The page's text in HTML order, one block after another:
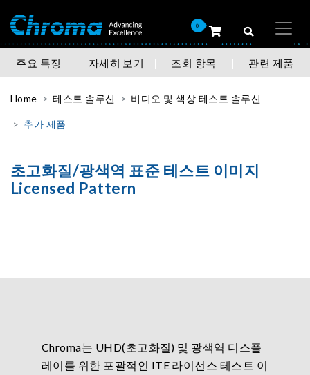
0
주요 특징 자세히 보기 조회 항목 관련 제품
Home 테스트 솔루션 비디오 및 색상 테스트 솔루션
추가 제품
초고화질/광색역 표준 테스트 이미지
Licensed Pattern
Chroma는 UHD(초고화질) 및 광색역 디스플
레이를 위한 포괄적인 ITE 라이선스 테스트 이